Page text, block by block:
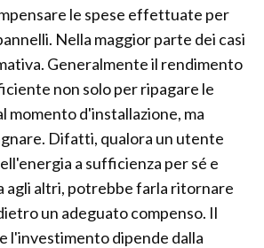
le spese effettuate per
Nella maggior parte dei casi
Generalmente il rendimento
non solo per ripagare le
momento d'installazione, ma
Difatti, qualora un utente
a sufficienza per sé e
agli altri, potrebbe farla ritornare
un adeguato compenso. Il
l'investimento dipende dalla